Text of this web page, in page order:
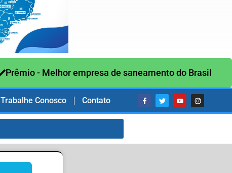
Prêmio - Melhor empresa de saneamento do Brasil
Trabalhe Conosco Contato